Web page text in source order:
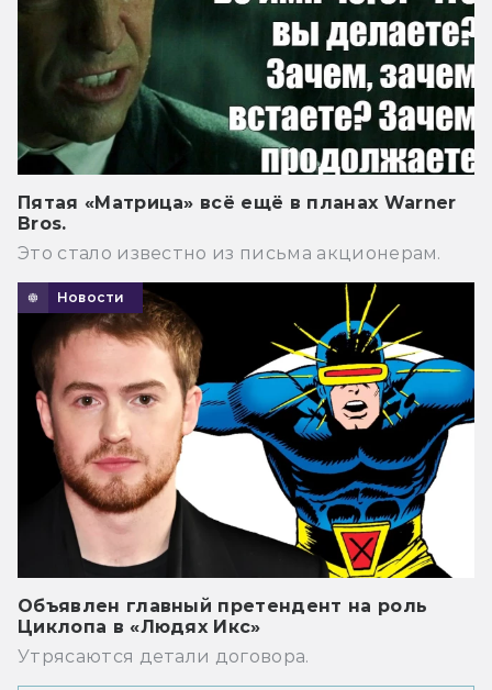
Пятая «Матрица» всё ещё в планах Warner
Bros.
Это стало известно из письма акционерам.
Новости
Объявлен главный претендент на роль
Циклопа в «Людях Икс»
Утрясаются детали договора.